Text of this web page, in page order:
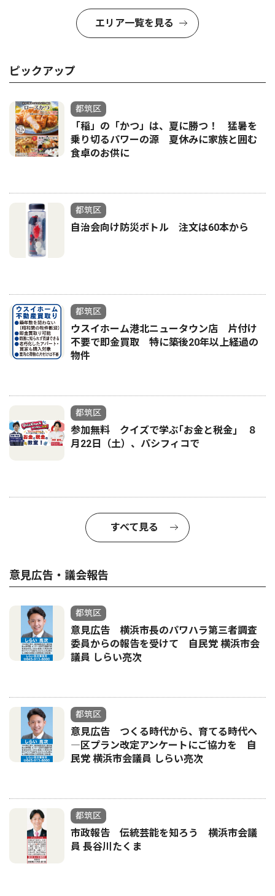
エリア一覧を見る
ピックアップ
都筑区
「稲」の「かつ」は、夏に勝つ！ 猛暑を
乗り切るパワーの源 夏休みに家族と囲む
食卓のお供に
都筑区
自治会向け防災ボトル 注文は60本から
都筑区
ウスイホーム港北ニュータウン店 片付け
不要で即金買取 特に築後20年以上経過の
物件
都筑区
参加無料 クイズで学ぶ｢お金と税金｣ ８
月22日（土）、パシフィコで
すべて見る
意見広告・議会報告
都筑区
意見広告 横浜市長のパワハラ第三者調査
委員からの報告を受けて 自民党 横浜市会
議員 しらい亮次
都筑区
意見広告 つくる時代から、育てる時代へ
―区プラン改定アンケートにご協力を 自
民党 横浜市会議員 しらい亮次
都筑区
市政報告 伝統芸能を知ろう 横浜市会議
員 長谷川たくま